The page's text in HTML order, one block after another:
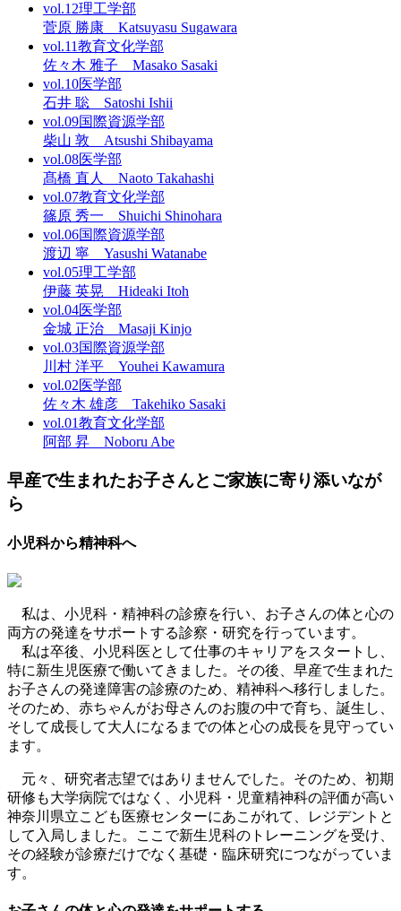
vol.12理工学部
菅原 勝康 Katsuyasu Sugawara
vol.11教育文化学部
佐々木 雅子 Masako Sasaki
vol.10医学部
石井 聡 Satoshi Ishii
vol.09国際資源学部
柴山 敦 Atsushi Shibayama
vol.08医学部
髙橋 直人 Naoto Takahashi
vol.07教育文化学部
篠原 秀一 Shuichi Shinohara
vol.06国際資源学部
渡辺 寧 Yasushi Watanabe
vol.05理工学部
伊藤 英晃 Hideaki Itoh
vol.04医学部
金城 正治 Masaji Kinjo
vol.03国際資源学部
川村 洋平 Youhei Kawamura
vol.02医学部
佐々木 雄彦 Takehiko Sasaki
vol.01教育文化学部
阿部 昇 Noboru Abe
早産で生まれたお子さんとご家族に寄り添いなが
ら
小児科から精神科へ
私は、小児科・精神科の診療を行い、お子さんの体と心の
両方の発達をサポートする診察・研究を行っています。
私は卒後、小児科医として仕事のキャリアをスタートし、
特に新生児医療で働いてきました。その後、早産で生まれた
お子さんの発達障害の診療のため、精神科へ移行しました。
そのため、赤ちゃんがお母さんのお腹の中で育ち、誕生し、
そして 成長して大人になるまでの体と心の成長を見守ってい
ます。
元々、研究者志望ではありませんでした。そのため、初期
研修も大学病院ではなく、小児科・児童精神科の評価が高い
神奈川県立こども医療センターにあこがれて、レジデントと
して入局しました。ここで新生児科のトレーニングを受け、
その経験が診療だけでなく基礎・臨床研究につながっていま
す。